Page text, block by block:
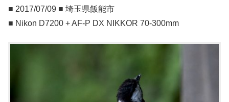
■ 2017/07/09 ■ 埼玉県飯能市
■ Nikon D7200 + AF-P DX NIKKOR 70-300mm